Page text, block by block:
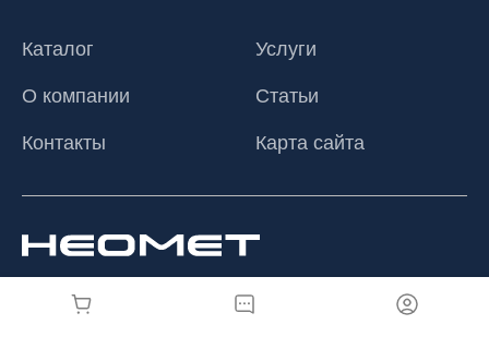
Каталог
Услуги
О компании
Статьи
Контакты
Карта сайта
© 2026 ООО «Неомет», Все права защищены